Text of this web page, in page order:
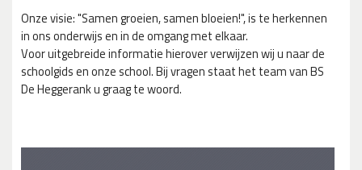
Onze visie: "Samen groeien, samen bloeien!", is te herkennen
in ons onderwijs en in de omgang met elkaar.
Voor uitgebreide informatie hierover verwijzen wij u naar de
schoolgids en onze school. Bij vragen staat het team van BS
De Heggerank u graag te woord.